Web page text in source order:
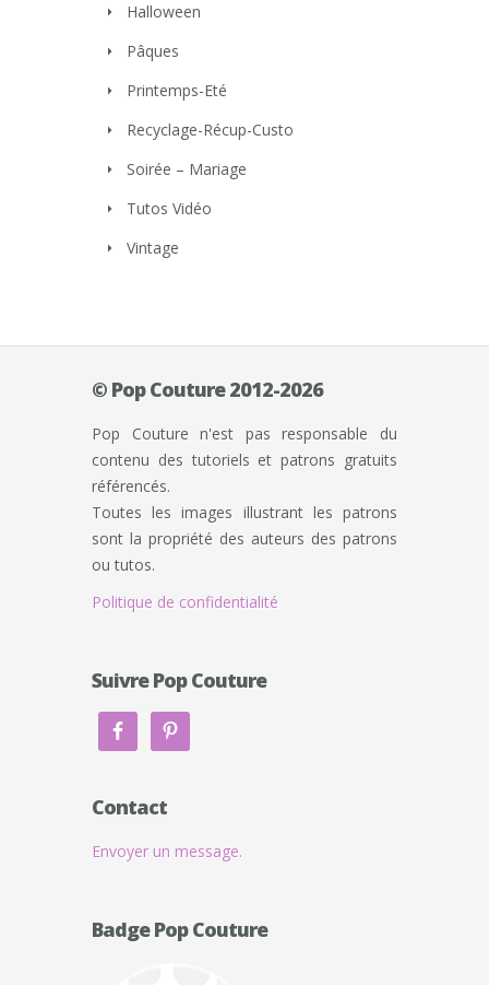
Halloween
Pâques
Printemps-Eté
Recyclage-Récup-Custo
Soirée – Mariage
Tutos Vidéo
Vintage
© Pop Couture 2012-2026
Pop Couture n'est pas responsable du
contenu des tutoriels et patrons gratuits
référencés.
Toutes les images illustrant les patrons
sont la propriété des auteurs des patrons
ou tutos.
Politique de confidentialité
Suivre Pop Couture
Contact
Envoyer un message.
Badge Pop Couture